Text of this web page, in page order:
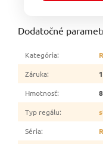
Dodatočné
Kategória:
Záruka:
Hmotnosť:
Typ regálu:
Séria: